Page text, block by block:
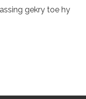
gekry toe hy